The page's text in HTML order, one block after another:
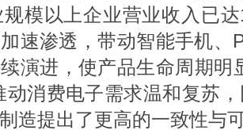
规模以上企业营业收入已
速渗透，带动智能手机、
演进，使产品生命周期明
动消费电子需求温和复苏
造提出了更高的一致性与